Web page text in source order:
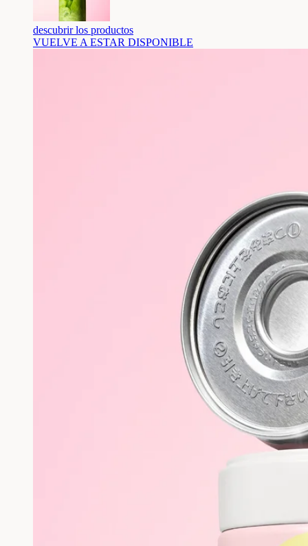
descubrir los productos
VUELVE A ESTAR DISPONIBLE